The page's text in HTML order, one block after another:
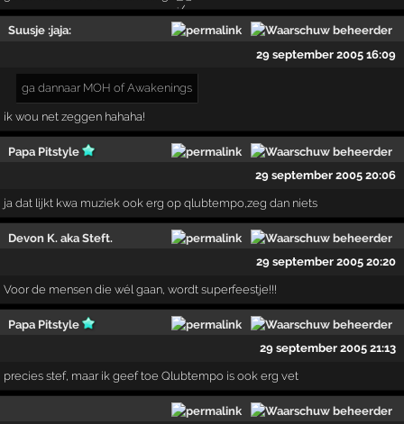
Suusje :jaja:
29 september 2005 16:09
ga dannaar MOH of Awakenings
ik wou net zeggen hahaha!
Papa Pitstyle
29 september 2005 20:06
ja dat lijkt kwa muziek ook erg op qlubtempo,zeg dan niets
Devon K. aka Steft.
29 september 2005 20:20
Voor de mensen die wél gaan, wordt superfeestje!!!
Papa Pitstyle
29 september 2005 21:13
precies stef, maar ik geef toe Qlubtempo is ook erg vet